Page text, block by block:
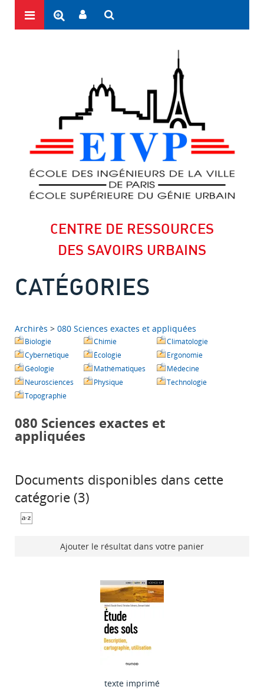
CENTRE DE RESSOURCES
DES SAVOIRS URBAINS
CATÉGORIES
Archirès > 080 Sciences exactes et appliquées
Biologie Chimie
Climatologie
Cybernétique
Écologie
Ergonomie
Géologie
Mathématiques
Médecine
Neurosciences
Physique
Technologie
Topographie
080 Sciences exactes et
appliquées
Documents disponibles dans cette
catégorie (3)
Ajouter le résultat dans votre panier
texte imprimé